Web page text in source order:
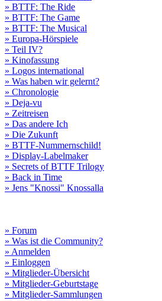
» BTTF: The Ride
» BTTF: The Game
» BTTF: The Musical
» Europa-Hörspiele
» Teil IV?
» Kinofassung
» Logos international
» Was haben wir gelernt?
» Chronologie
» Deja-vu
» Zeitreisen
» Das andere Ich
» Die Zukunft
» BTTF-Nummernschild!
» Display-Labelmaker
» Secrets of BTTF Trilogy
» Back in Time
» Jens "Knossi" Knossalla
» Forum
» Was ist die Community?
» Anmelden
» Einloggen
» Mitglieder-Übersicht
» Mitglieder-Geburtstage
» Mitglieder-Sammlungen